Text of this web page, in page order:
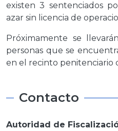
existen 3 sentenciados
azar sin licencia de
Próximamente se
personas que se
en el recinto penitenciario
Contacto
Autoridad de